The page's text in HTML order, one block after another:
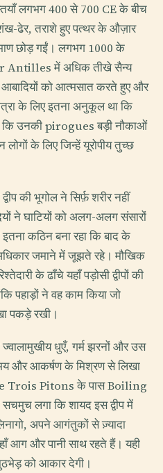
लगभग 400 से 700 CE के बीच
ढेर, तराशे हुए पत्थर के औज़ार
छोड़ गईं। लगभग 1000 के
Antilles में अधिक तीखे सैन्य
को आत्मसात करते हुए और
के लिए इतना अनुकूल था कि
कि उनकी pirogues बड़ी नौकाओं
के लिए जिन्हें यूरोपीय तुच्छ
की भूगोल ने सिर्फ़ शरीर नहीं
ने घाटियों को अलग-अलग संसारों
कठिन बना रहा कि बाद के
जमाने में जूझते रहे। मौखिक
के ढाँचे यहाँ पड़ोसी द्वीपों की
पहाड़ों ने वह काम किया जो
पकड़े रखी।
धुएँ, गर्म झरनों और उस
और आकर्षण के मिश्रण से लिखा
Pitons के पास Boiling
लगा कि शायद इस द्वीप में
अपने आगंतुकों से ज़्यादा
आग और पानी साथ रहते हैं। यही
को आकार देगी।